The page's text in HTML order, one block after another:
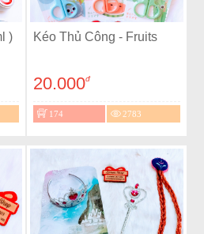
) Kéo Thủ Công - Fruits
20.000đ
174 2783